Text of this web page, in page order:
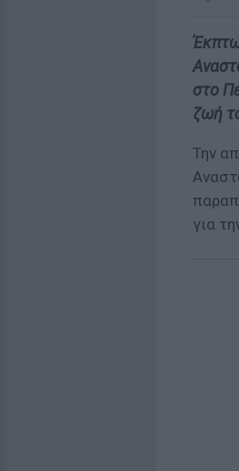
στο
ζωή
Την
για